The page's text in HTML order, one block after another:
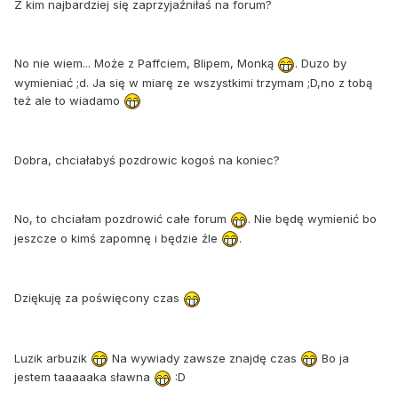
Z kim najbardziej się zaprzyjaźniłaś na forum?
No nie wiem... Może z Paffciem, Blipem, Monką
. Duzo by
wymieniać ;d. Ja się w miarę ze wszystkimi trzymam ;D,no z tobą
też ale to wiadamo
Dobra, chciałabyś pozdrowic kogoś na koniec?
No, to chciałam pozdrowić całe forum
. Nie będę wymienić bo
jeszcze o kimś zapomnę i będzie źle
.
Dziękuję za poświęcony czas
Luzik arbuzik Na wywiady zawsze znajdę czas
Bo ja
jestem taaaaaka sławna
:D